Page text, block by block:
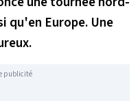
qu'en Europe. Une
publicité